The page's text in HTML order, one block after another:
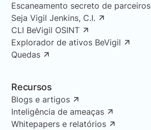
Escaneamento secreto de parceiros
Seja Vigil Jenkins, C.I.
CLI BeVigil OSINT
Explorador de ativos BeVigil
Quedas
Recursos
Blogs e artigos
Inteligência de ameaças
Whitepapers e relatórios